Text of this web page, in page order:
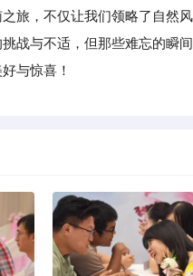
，不仅让我们领略了自然风
战与不适，但那些难忘的瞬
与惊喜！